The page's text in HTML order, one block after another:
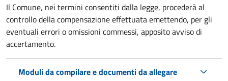
Il Comune, nei termini consentiti dalla legge, procederà al
controllo della compensazione effettuata emettendo, per gli
eventuali errori o omissioni commessi, apposito avviso di
accertamento.
Moduli da compilare e documenti da allegare